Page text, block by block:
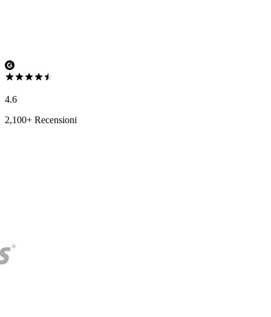
4.6
2,100+ Recensioni